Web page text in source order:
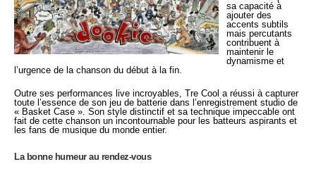
sa capacité à
ajouter des
accents subtils
mais percutants
contribuent à
maintenir le
dynamisme et
l’urgence de la chanson du début à la fin.
Outre ses performances live incroyables, Tre Cool a réussi à capturer
toute l’essence de son jeu de batterie dans l’enregistrement studio de
« Basket Case ». Son style distinctif et sa technique impeccable ont
fait de cette chanson un incontournable pour les batteurs aspirants et
les fans de musique du monde entier.
La bonne humeur au rendez-vous